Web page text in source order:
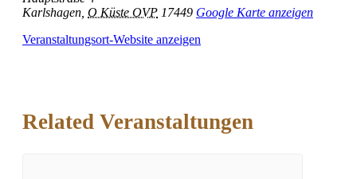
Karlshagen O Küste OVP 17449 Google Karte anzeigen
Veranstaltungsort-Website anzeigen
Related Veranstaltungen